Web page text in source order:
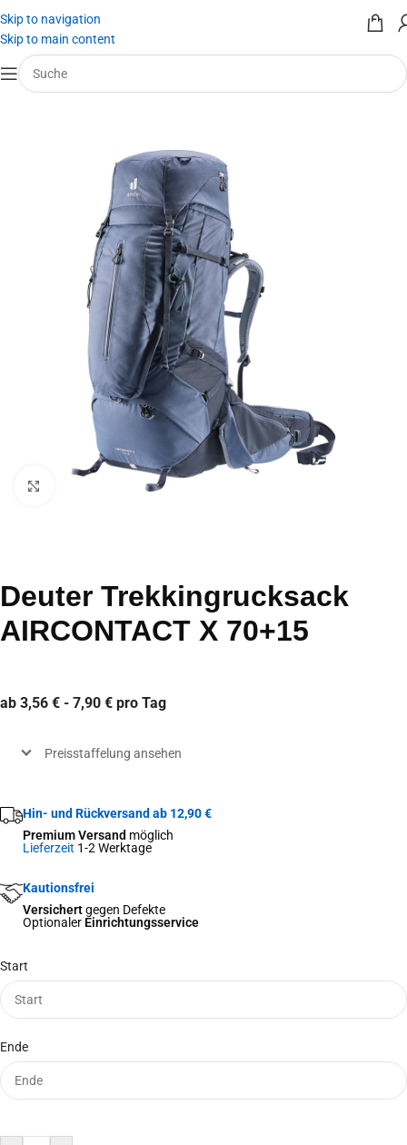
Skip to navigation
Skip to main content
Start
Deuter Trekkingrucksack
AIRCONTACT X 70+15
ab 3,56 € - 7,90 € pro Tag
Preisstaffelung ansehen
Hin- und Rückversand ab 12,90 €
Premium Versand möglich
Lieferzeit 1-2 Werktage
Kautionsfrei
Versichertgegen Defekte
Optionaler Einrichtungsservice
Start
Ende